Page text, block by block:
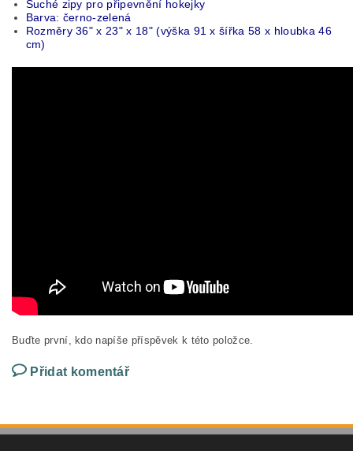
Suché zipy pro připevnění hokejky
Barva: černo-zelená
Rozměry 36" x 23" x 18" (výška 91 x šířka 58 x hloubka 46
cm)
Buďte první, kdo napíše příspěvek k této položce.
Přidat komentář